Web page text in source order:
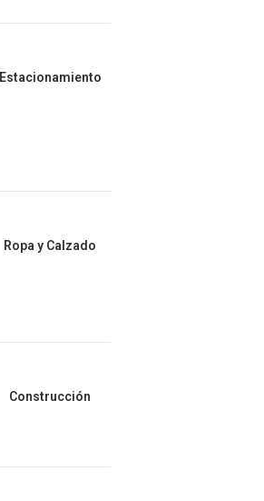
Estacionamiento
Ropa y Calzado
Construcción